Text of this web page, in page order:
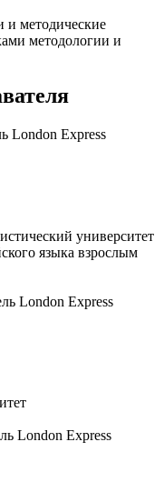
методические
методологии и
университет
языка взрослым